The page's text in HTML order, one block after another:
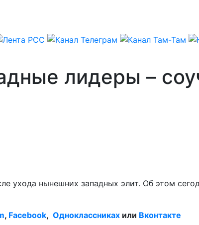
лидеры –
ухода нынешних западных элит. Об этом
, Facebook, Одноклассниках или Вконтакте